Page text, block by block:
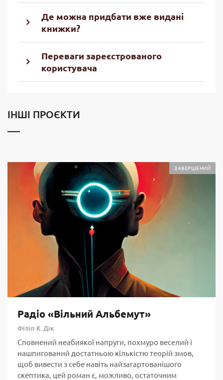
Де можна придбати вже видані
книжки?
Переваги зареєстрованого
користувача
ІНШІ ПРОЄКТИ
ЗАВЕРШЕНИЙ
Радіо «Вільний Альбемут»
Філіп К. Дік
Сповнений неабиякої напруги, похмуро веселий і
нашпигований достатньою кількістю теорій змов,
щоб вивести з себе навіть найзагартованішого
скептика, цей роман є, можливо, остаточним